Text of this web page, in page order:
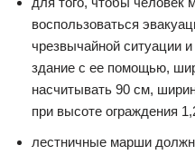
воспользоваться
чрезвычайной ситуации
здание с ее помощью,
насчитывать 90 см,
при высоте ограждения
лестничные марши